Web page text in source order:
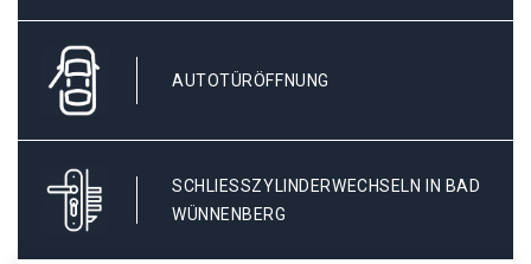
AUTOTÜRÖFFNUNG
SCHLIESSZYLINDERWECHSELN IN BAD W
ÜNNENBERG